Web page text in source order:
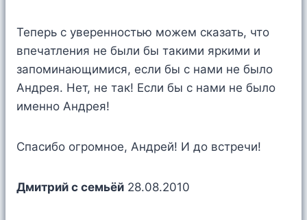
Теперь с уверенностью можем сказать, что
впечатления не были бы такими яркими и
запоминающимися, если бы с нами не было
Андрея. Нет, не так! Если бы с нами не было
именно Андрея!
Спасибо огромное, Андрей! И до встречи!
Дмитрий с семьёй 28.08.2010